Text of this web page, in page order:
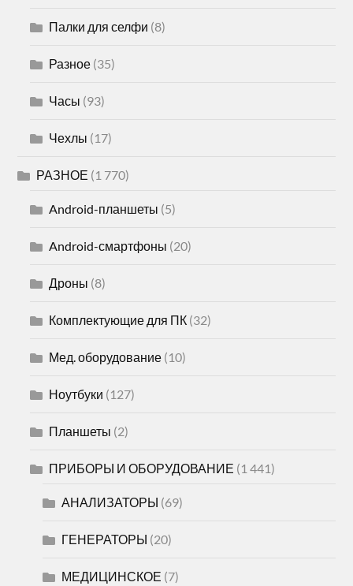
Палки для селфи (8)
Разное (35)
Часы (93)
Чехлы (17)
РАЗНОЕ (1 770)
Android-планшеты (5)
Android-смартфоны (20)
Дроны (8)
Комплектующие для ПК (32)
Мед. оборудование (10)
Ноутбуки (127)
Планшеты (2)
ПРИБОРЫ И ОБОРУДОВАНИЕ (1 441)
АНАЛИЗАТОРЫ (69)
ГЕНЕРАТОРЫ (20)
МЕДИЦИНСКОЕ (7)